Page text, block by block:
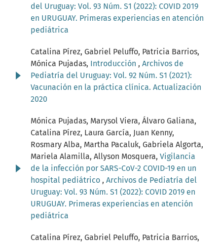
del Uruguay: Vol. 93 Núm. S1 (2022): COVID 2019
en URUGUAY. Primeras experiencias en atención
pediátrica
Catalina Pírez, Gabriel Peluffo, Patricia Barrios,
Mónica Pujadas, Introducción , Archivos de
Pediatría del Uruguay: Vol. 92 Núm. S1 (2021):
Vacunación en la práctica clínica. Actualización
2020
Mónica Pujadas, Marysol Viera, Álvaro Galiana,
Catalina Pírez, Laura García, Juan Kenny,
Rosmary Alba, Martha Pacaluk, Gabriela Algorta,
Mariela Alamilla, Allyson Mosquera, Vigilancia
de la infección por SARS-CoV-2 COVID-19 en un
hospital pediátrico , Archivos de Pediatría del
Uruguay: Vol. 93 Núm. S1 (2022): COVID 2019 en
URUGUAY. Primeras experiencias en atención
pediátrica
Catalina Pírez, Gabriel Peluffo, Patricia Barrios,